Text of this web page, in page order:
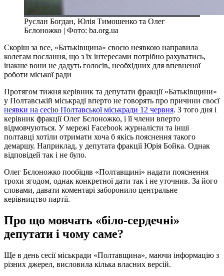
Руслан Богдан, Юлія Тимошенко та Олег
Бєлоножко | Фото: ba.org.ua
Скоріш за все, «Батьківщина» своєю неявкою направила
колегам послання, що з їх інтересами потрібно рахуватись,
інакше вони не дадуть голосів, необхідних для впевненої
роботи міської ради
Протягом тижня керівник та депутати фракції «Батьківщини»
у Полтавській міськраді вперто не говорять про причини своєї
неявки на сесію Полтавської міськради 12 червня. З того дня і
керівник фракції Олег Бєлоножко, і її члени вперто
відмовчуються. У мережі Facebook журналісти та інші
полтавці хотіли отримати хоча б якісь пояснення такого
демаршу. Наприклад, у депутата фракції Юрія Бойка. Однак
відповідей так і не було.
Олег Бєлоножко пообіцяв «Полтавщині» надати пояснення
трохи згодом, однак конкретної дати так і не уточнив. За його
словами, давати коментарі заборонило центральне
керівництво партії.
Про що мовчать «біло-сердечні»
депутати і чому саме?
Ще в день сесії міськради «Полтавщина», маючи інформацію з
різних джерел, висловила кілька власних версій.